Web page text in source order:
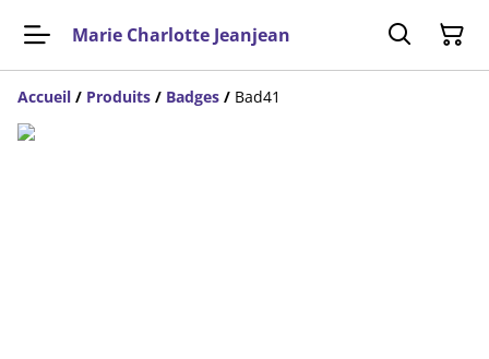
Marie Charlotte Jeanjean
Accueil / Produits / Badges / Bad41